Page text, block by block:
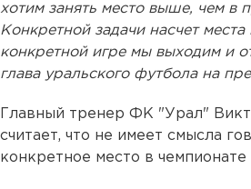
хотим занять место выше, чем в
Конкретной задачи насчет
конкретной игре мы выходим и
глава уральского футбола на
Главный тренер ФК "Урал"
считает, что не имеет смысла
конкретное место в чемпионате